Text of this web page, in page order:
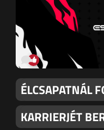
ÉLCSAPATNÁL
KARRIERJÉT